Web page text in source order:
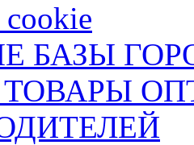
cookie
БАЗЫ
ТОВАРЫ